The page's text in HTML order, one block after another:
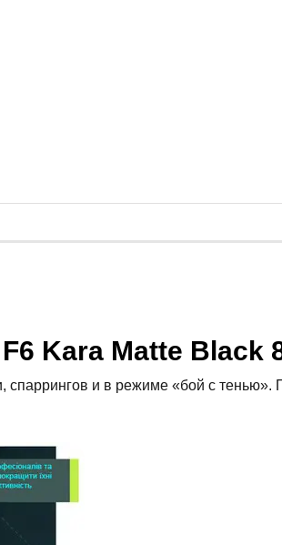
Kara Matte Black
спаррингов и в режиме «бой с